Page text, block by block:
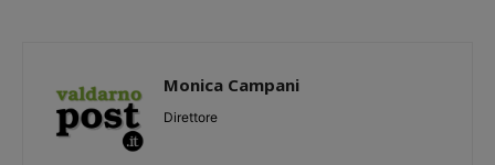
Monica Campani
Direttore